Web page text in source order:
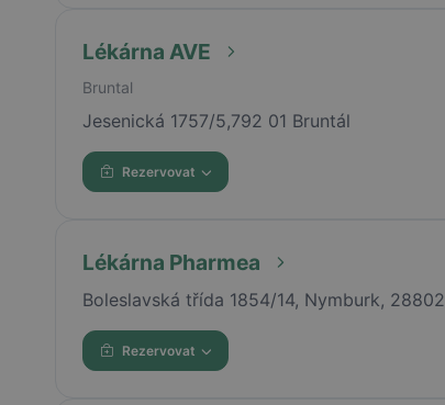
Lékárna AVE
Bruntal
Jesenická 1757/5,792 01 Bruntál
Rezervovat
Lékárna Pharmea
Boleslavská třída 1854/14, Nymburk, 28802
Rezervovat